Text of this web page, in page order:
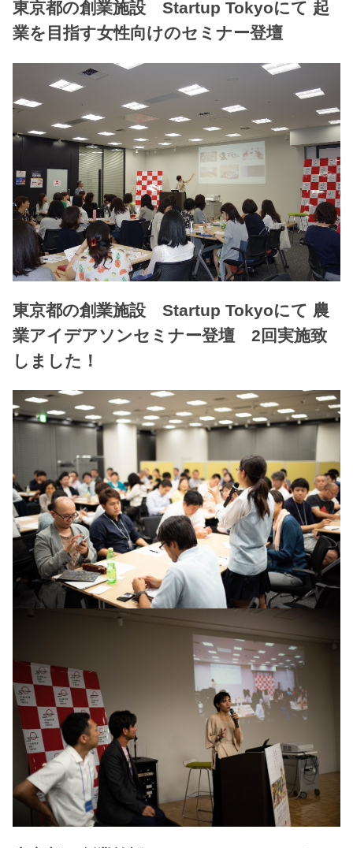
東京都の創業施設 Startup Tokyoにて 起
業を目指す女性向けのセミナー登壇
東京都の創業施設 Startup Tokyoにて 農
業アイデアソンセミナー登壇 2回実施致
しました！